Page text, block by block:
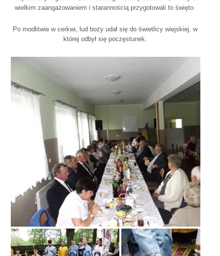
wielkim zaangażowaniem i starannością przygotowali to święto.
Po modlitwie w cerkwi, lud boży udał się do świetlicy wiejskiej, w
której odbył się poczęstunek.